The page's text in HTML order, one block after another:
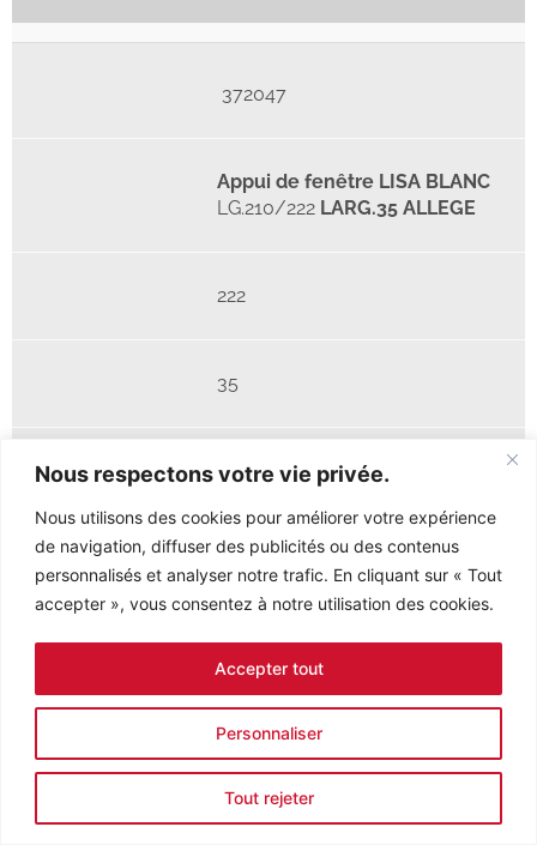
Nous respectons votre vie privée.
Nous utilisons des cookies pour améliorer votre expérience
de navigation, diffuser des publicités ou des contenus
personnalisés et analyser notre trafic. En cliquant sur « Tout
accepter », vous consentez à notre utilisation des cookies.
Personnaliser
Tout rejeter
Accepter tout
372047
Appui de fenêtre LISA BLANC
LG.210/222 LARG.35 ALLEGE
222
35
69,1
10